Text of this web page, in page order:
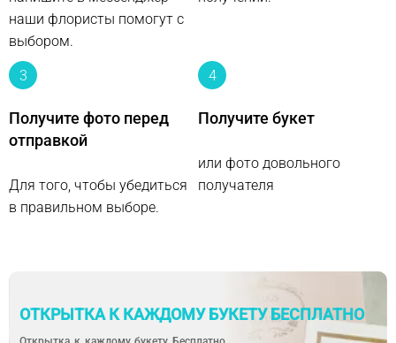
наши флористы помогут с
выбором.
3
Получите фото перед
отправкой
Для того, чтобы убедиться
в правильном выборе.
4
Получите букет
или фото довольного
получателя
ОТКРЫТКА К КАЖДОМУ БУКЕТУ БЕСПЛАТНО